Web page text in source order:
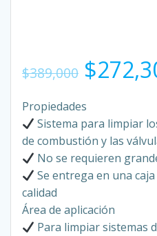
$389,000 El
precio
original
era:
$
Propiedades
Sistema para limpiar
de combustión y las
No se requieren
Se entrega en una
calidad
Área de aplicación
Para limpiar sistemas